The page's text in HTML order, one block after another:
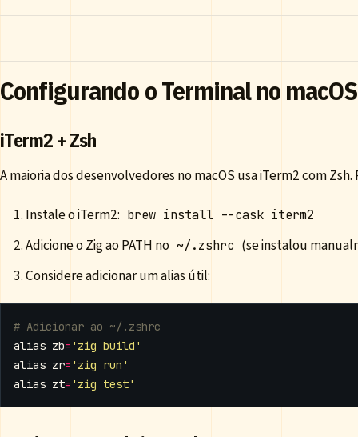
Configurando o Terminal no macOS
iTerm2 + Zsh
A maioria dos desenvolvedores no macOS usa iTerm2 com
Instale o iTerm2: brew install --cask iterm2
Adicione o Zig ao PATH no ~/.zshrc (se instalou
Considere adicionar um alias útil:
# Adicionar ao ~/.zshrc
alias zb= 'zig build'
alias zr= 'zig run'
alias zt= 'zig test'